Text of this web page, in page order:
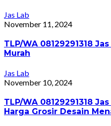
Jas Lab
November 11, 2024
TLP/WA 08129291318
Murah
Jas Lab
November 10, 2024
TLP/WA 08129291318
Harga Grosir Desain